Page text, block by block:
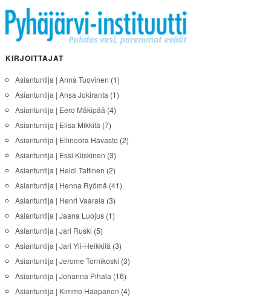
KIRJOITTAJAT
Asiantuntija | Anna Tuovinen (1)
Asiantuntija | Ansa Jokiranta (1)
Asiantuntija | Eero Mäkipää (4)
Asiantuntija | Elisa Mikkilä (7)
Asiantuntija | Ellinoora Havaste (2)
Asiantuntija | Essi Kiiskinen (3)
Asiantuntija | Heidi Tattinen (2)
Asiantuntija | Henna Ryömä (41)
Asiantuntija | Henri Vaarala (3)
Asiantuntija | Jaana Luojus(1)
Asiantuntija | Jari Ruski (5)
Asiantuntija | Jari Yli-Heikkilä (3)
Asiantuntija | Jerome Tornikoski (3)
Asiantuntija | Johanna Pihala (16)
Asiantuntija | Kimmo Haapanen (4)